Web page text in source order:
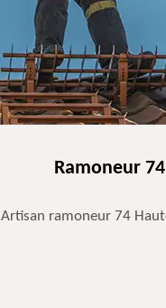
Ramoneur 74
Artisan ramoneur 74